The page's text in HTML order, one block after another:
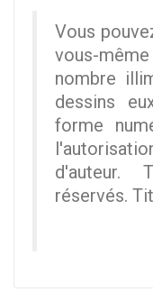
Vous
vous-même
nombre
dessins
forme
d'auteur.
réservés.